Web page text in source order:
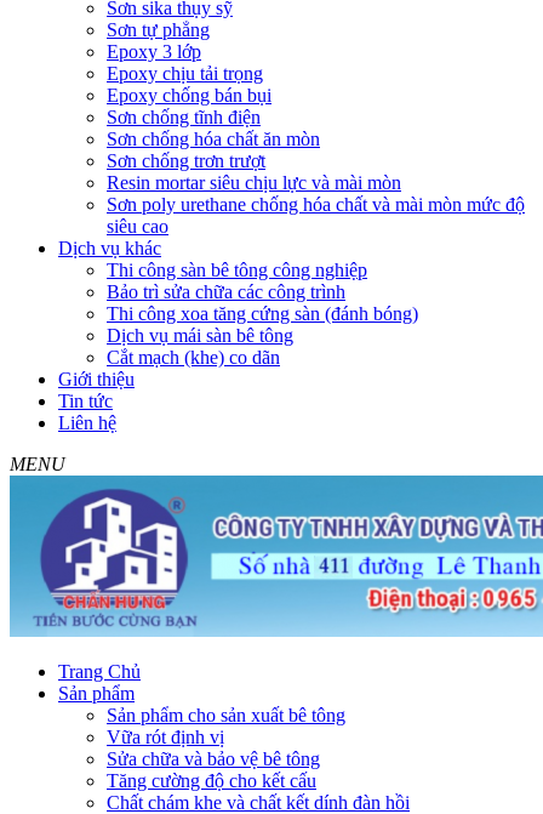
Sơn sika thụy sỹ
Sơn tự phẳng
Epoxy 3 lớp
Epoxy chịu tải trọng
Epoxy chống bán bụi
Sơn chống tĩnh điện
Sơn chống hóa chất ăn mòn
Sơn chống trơn trượt
Resin mortar siêu chịu lực và mài mòn
Sơn poly urethane chống hóa chất và mài mòn mức độ
siêu cao
Dịch vụ khác
Thi công sàn bê tông công nghiệp
Bảo trì sửa chữa các công trình
Thi công xoa tăng cứng sàn (đánh bóng)
Dịch vụ mái sàn bê tông
Cắt mạch (khe) co dãn
Giới thiệu
Tin tức
Liên hệ
MENU
Trang Chủ
Sản phẩm
Sản phẩm cho sản xuất bê tông
Vữa rót định vị
Sửa chữa và bảo vệ bê tông
Tăng cường độ cho kết cấu
Chất chám khe và chất kết dính đàn hồi